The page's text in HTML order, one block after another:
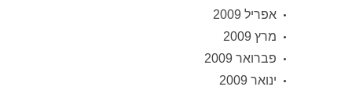
אפריל 2009
מרץ 2009
פברואר 2009
ינואר 2009